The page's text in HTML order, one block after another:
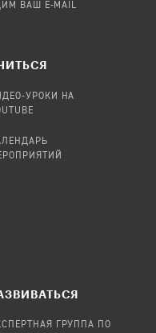
ВАШ E-MAIL
УРОКИ НА
ГРУППА ПО